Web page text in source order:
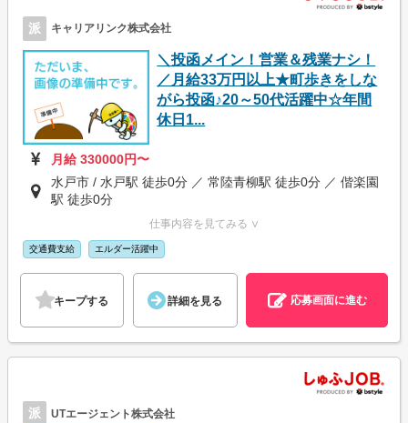
派 キャリアリンク株式会社
＼投函メイン！営業＆残業ナシ！
／月給33万円以上★町歩きをしな
がら投函♪20～50代活躍中☆年間
休日1...
月給 330000円〜
水戸市 / 水戸駅 徒歩0分 ／ 常陸青柳駅 徒歩0分 ／ 偕楽園
駅 徒歩0分
仕事内容を見てみる ∨
交通費支給 エルダー活躍中
キープする 詳細を見る 応募画面に進む
派 UTエージェント株式会社